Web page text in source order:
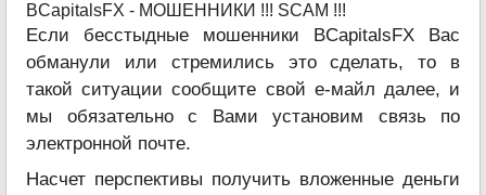
BCapitalsFX - МОШЕННИКИ !!! SCAM !!!
Если бесстыдные мошенники BCapitalsFX Вас
обманули или стремились это сделать, то в
такой ситуации сообщите свой е-майл далее, и
мы обязательно с Вами установим связь по
электронной почте.
Насчет перспективы получить вложенные деньги